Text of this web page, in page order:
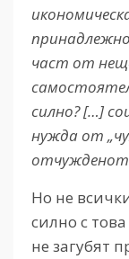
част от
силно? […]
нужда от
Но не
силно с
не загубят